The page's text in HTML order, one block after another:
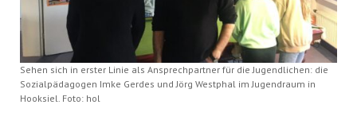
Sehen sich in erster Linie als Ansprechpartner für die Jugendlichen: die
Sozialpädagogen Imke Gerdes und Jörg Westphal im Jugendraum in
Hooksiel. Foto: hol